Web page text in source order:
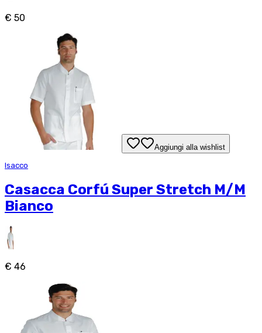
€ 50
Aggiungi alla wishlist
Isacco
Casacca Corfú Super Stretch M/M
Bianco
€ 46